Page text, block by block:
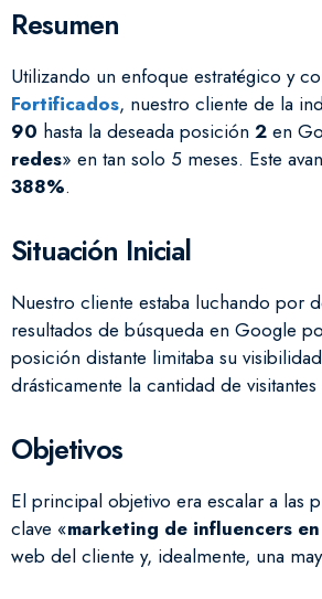
Resumen
Utilizando un enfoque estratégico y
Fortificados, nuestro cliente de la
90 hasta la deseada posición 2 en
redes» en tan solo 5 meses. Este
388%.
Situación Inicial
Nuestro cliente estaba luchando por
resultados de búsqueda en Google
posición distante limitaba su
drásticamente la cantidad de
Objetivos
El principal objetivo era escalar a las
clave «marketing de influencers
web del cliente y, idealmente, una